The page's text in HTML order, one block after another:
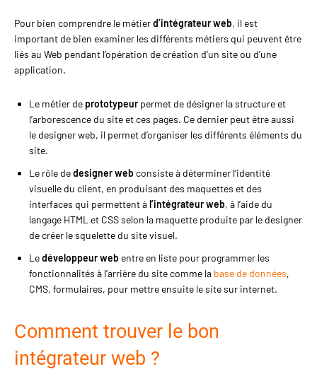
Pour bien comprendre le métierd’intégrateur web, il est
important de bien examiner les différents métiers qui peuvent être
liés au Web pendant l’opération de création d’un site ou d’une
application.
Le métier de prototypeur permet de désigner la structure et
l’arborescence du site et ces pages. Ce dernier peut être aussi
le designer web, il permet d’organiser les différents éléments du
site.
Le rôle dedesigner webconsiste à déterminer l’identité
visuelle du client, en produisant des maquettes et des
interfaces qui permettent àl’intégrateur web, à l’aide du
langage HTML et CSS selon la maquette produite par le designer
de créer le squelette du site visuel.
Ledéveloppeur web entre en liste pour programmer les
fonctionnalités à l’arrière du site comme la base de données,
CMS, formulaires, pour mettre ensuite le site sur internet.
Comment trouver le bon
intégrateur web ?